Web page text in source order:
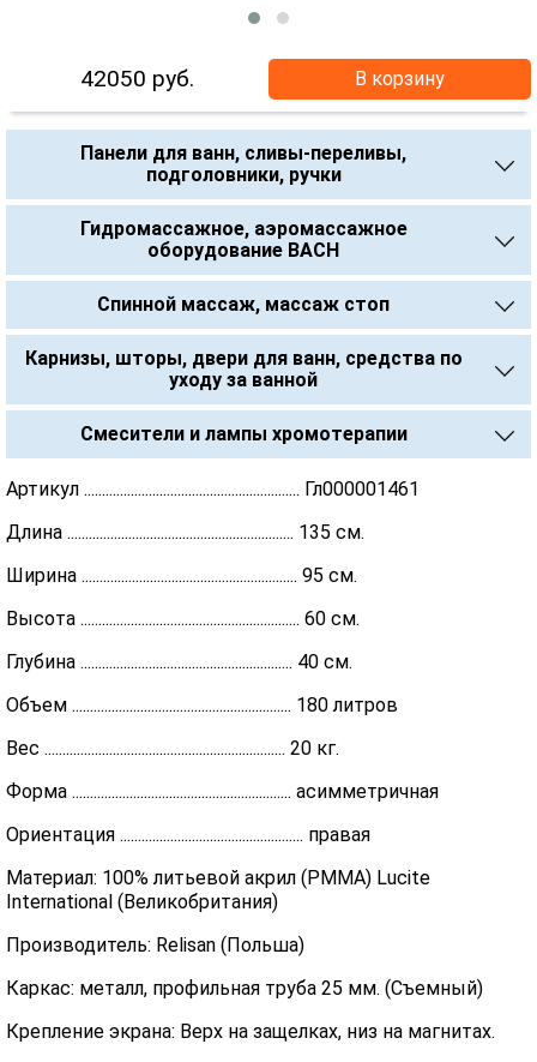
42050 руб. В корзину
Панели для ванн, сливы-переливы,
подголовники, ручки
Гидромассажное, аэромассажное
оборудование BACH
Спинной массаж, массаж стоп
Карнизы, шторы, двери для ванн, средства по
уходу за ванной
Смесители и лампы хромотерапии
Артикул ............................................................ Гл000001461
Длина ............................................................... 135 см.
Ширина ............................................................ 95 см.
Высота ............................................................. 60 см.
Глубина ........................................................... 40 см.
Объем ............................................................. 180 литров
Вес ................................................................... 20 кг.
Форма ............................................................. асимметричная
Ориентация ................................................... правая
Материал: 100% литьевой акрил (PMMA) Lucite
International (Великобритания)
Производитель: Relisan (Польша)
Каркас: металл, профильная труба 25 мм. (Съемный)
Крепление экрана: Верх на защелках, низ на магнитах.